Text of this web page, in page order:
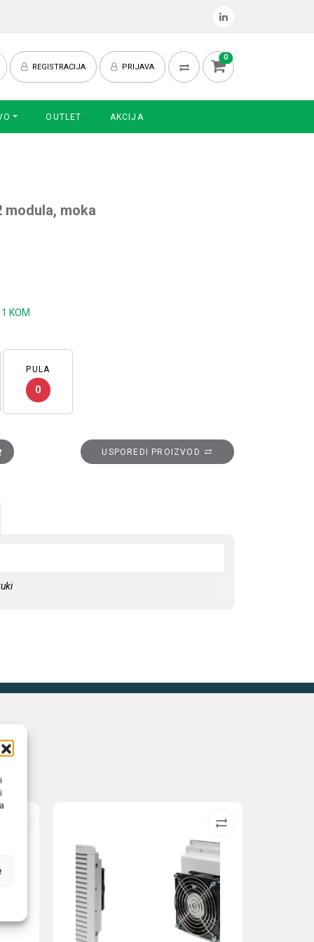
REGISTRACIJA PRIJAVA
0
OUTLET AKCIJA
modula, moka
1 KOM
PULA
0
moka količina USPOREDI PROIZVOD